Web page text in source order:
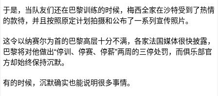
于是，当队友们还在巴黎训练的时候，梅西全家在沙特受到了热情
的款待，并且按照原定计划拍摄和公布了一系列宣传照片。
这令以纳赛尔为首的巴黎高层十分不满，各家法国媒体很快披露，
巴黎将对他做出“停训、停赛、停薪”两周的三停处罚，而俱乐部官
方却始终保持沉默。
有的时候，沉默确实也能说明很多事情。